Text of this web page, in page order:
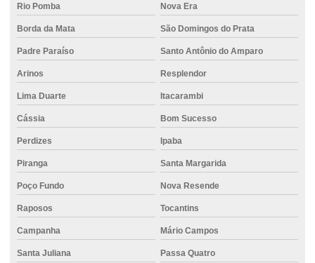
Concreto usinado para quintal
Concreto usinado valor
Concreto usinado valor m3
Concretos especiais
Distribuição de cimento para construção civil
Distribuição de cimento ensacado para empresas
Distribuição de cimento para grandes obras
Distribuição de cimento para obras
Rio Pomba Nova Era
Borda da Mata São Domingos do Prata
Padre Paraíso Santo Antônio do Amparo
Arinos Resplendor
Lima Duarte Itacarambi
Cássia Bom Sucesso
Perdizes Ipaba
Piranga Santa Margarida
Poço Fundo Nova Resende
Raposos Tocantins
Campanha Mário Campos
Santa Juliana Passa Quatro